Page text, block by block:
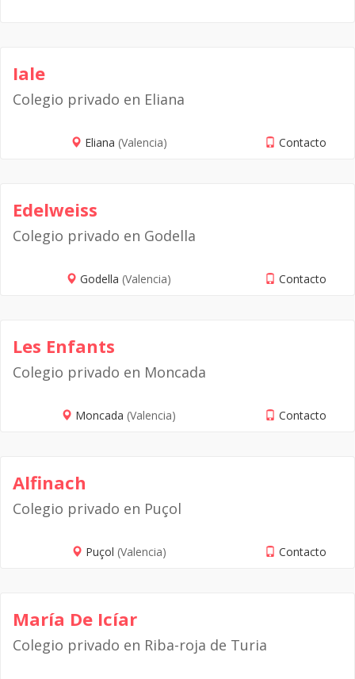
Iale
Colegio privado en Eliana
Eliana (Valencia) Contacto
Edelweiss
Colegio privado en Godella
Godella (Valencia) Contacto
Les Enfants
Colegio privado en Moncada
Moncada (Valencia) Contacto
Alfinach
Colegio privado en Puçol
Puçol (Valencia) Contacto
María De Icíar
Colegio privado en Riba-roja de Turia